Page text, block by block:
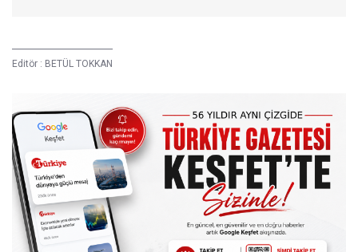
Editör : BETÜL TOKKAN